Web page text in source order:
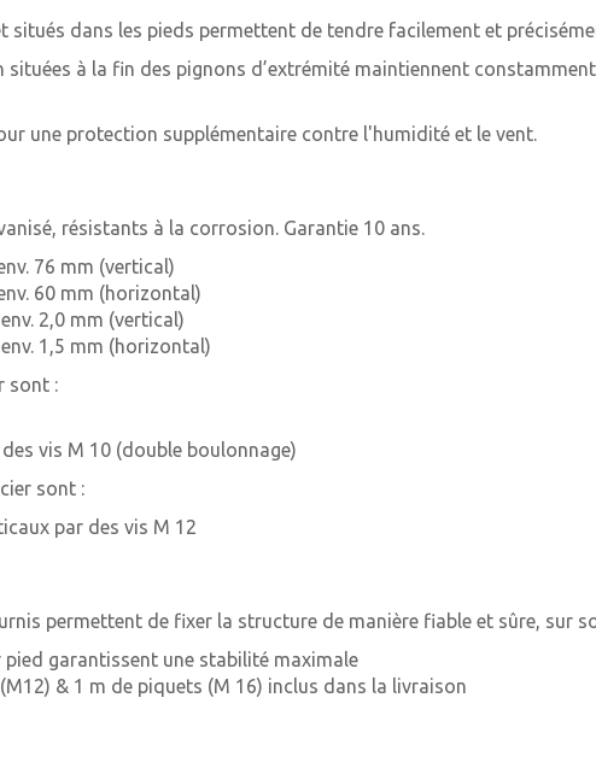
situés dans les pieds permettent de tendre facilement et
situées à la fin des pignons d’extrémité maintiennent
une protection supplémentaire contre l'humidité et le vent.
résistants à la corrosion. Garantie 10 ans.
76 mm (vertical)
60 mm (horizontal)
2,0 mm (vertical)
1,5 mm (horizontal)
sont :
vis M 10 (double boulonnage)
sont :
par des vis M 12
permettent de fixer la structure de manière fiable et sûre, sur
pied garantissent une stabilité maximale
& 1 m de piquets (M 16) inclus dans la livraison